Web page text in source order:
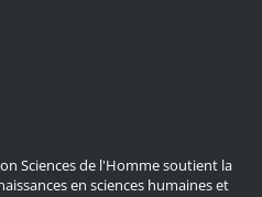
Sciences de l'Homme soutient la
en sciences humaines et